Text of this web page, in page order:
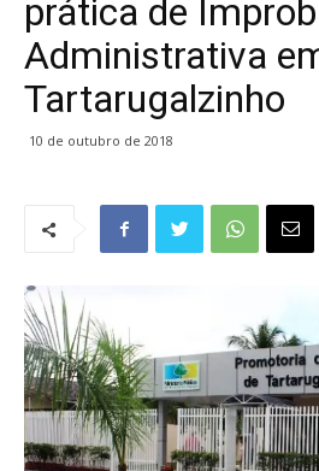
prática de
Administrativa
Tartarugalzinho
10 de outubro de 2018